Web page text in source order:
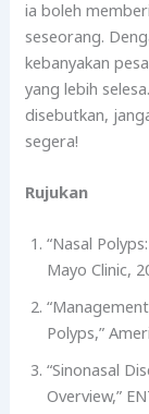
ia boleh
seseorang.
kebanyakan
yang lebih
disebutkan,
segera!
Rujukan
“Nasal
Mayo Clinic,
Polyps,”
“Sinonasal
Overview,”